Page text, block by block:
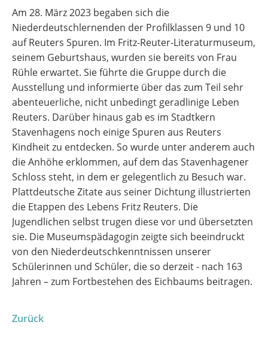
Am 28. März 2023 begaben sich die
Niederdeutschlernenden der Profilklassen 9 und 10
auf Reuters Spuren. Im Fritz-Reuter-Literaturmuseum,
seinem Geburtshaus, wurden sie bereits von Frau
Rühle erwartet. Sie führte die Gruppe durch die
Ausstellung und informierte über das zum Teil sehr
abenteuerliche, nicht unbedingt geradlinige Leben
Reuters. Darüber hinaus gab es im Stadtkern
Stavenhagens noch einige Spuren aus Reuters
Kindheit zu entdecken. So wurde unter anderem auch
die Anhöhe erklommen, auf dem das Stavenhagener
Schloss steht, in dem er gelegentlich zu Besuch war.
Plattdeutsche Zitate aus seiner Dichtung illustrierten
die Etappen des Lebens Fritz Reuters. Die
Jugendlichen selbst trugen diese vor und übersetzten
sie. Die Museumspädagogin zeigte sich beeindruckt
von den Niederdeutschkenntnissen unserer
Schülerinnen und Schüler, die so derzeit - nach 163
Jahren – zum Fortbestehen des Eichbaums beitragen.
Zurück